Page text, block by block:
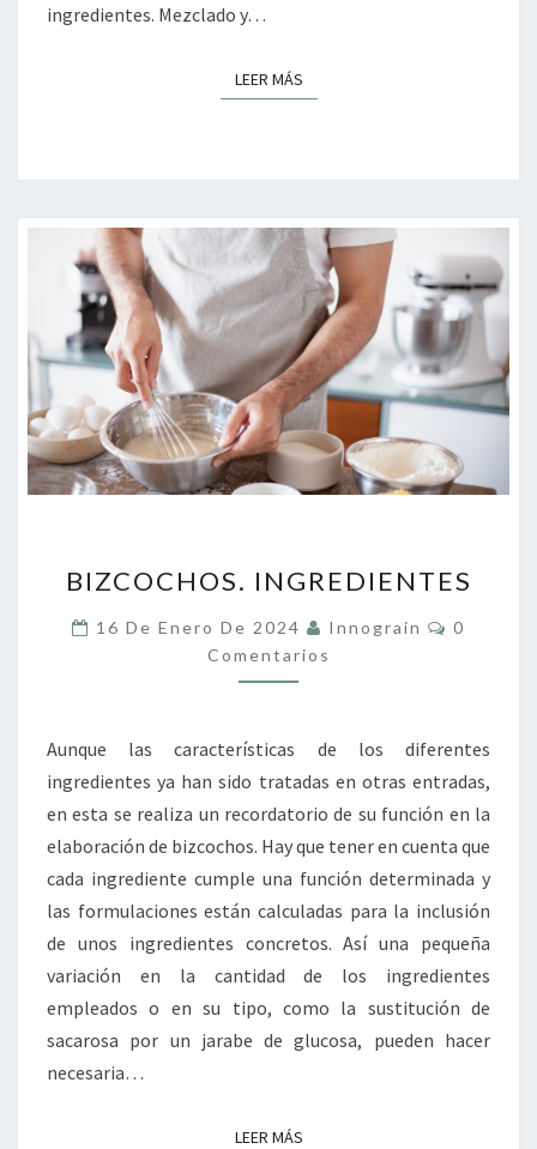
ingredientes. Mezclado y…
LEER MÁSLEER MÁS
INGREDIENTES
BIZCOCHOS. INGREDIENTES
16 De Enero De 2024 Innograin
0
Comentarios
Aunque las características de los diferentes
ingredientes ya han sido tratadas en otras entradas,
en esta se realiza un recordatorio de su función en la
elaboración de bizcochos. Hay que tener en cuenta que
cada ingrediente cumple una función determinada y
las formulaciones están calculadas para la inclusión
de unos ingredientes concretos. Así una pequeña
variación en la cantidad de los ingredientes
empleados o en su tipo, como la sustitución de
sacarosa por un jarabe de glucosa, pueden hacer
necesaria…
LEER MÁSLEER MÁS